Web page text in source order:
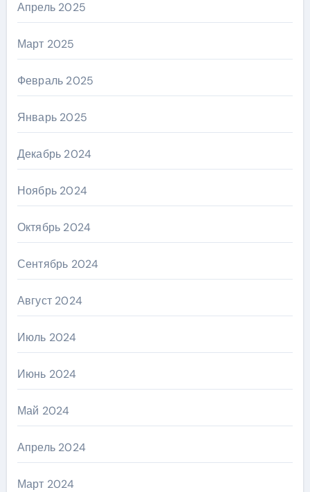
Апрель 2025
Март 2025
Февраль 2025
Январь 2025
Декабрь 2024
Ноябрь 2024
Октябрь 2024
Сентябрь 2024
Август 2024
Июль 2024
Июнь 2024
Май 2024
Апрель 2024
Март 2024